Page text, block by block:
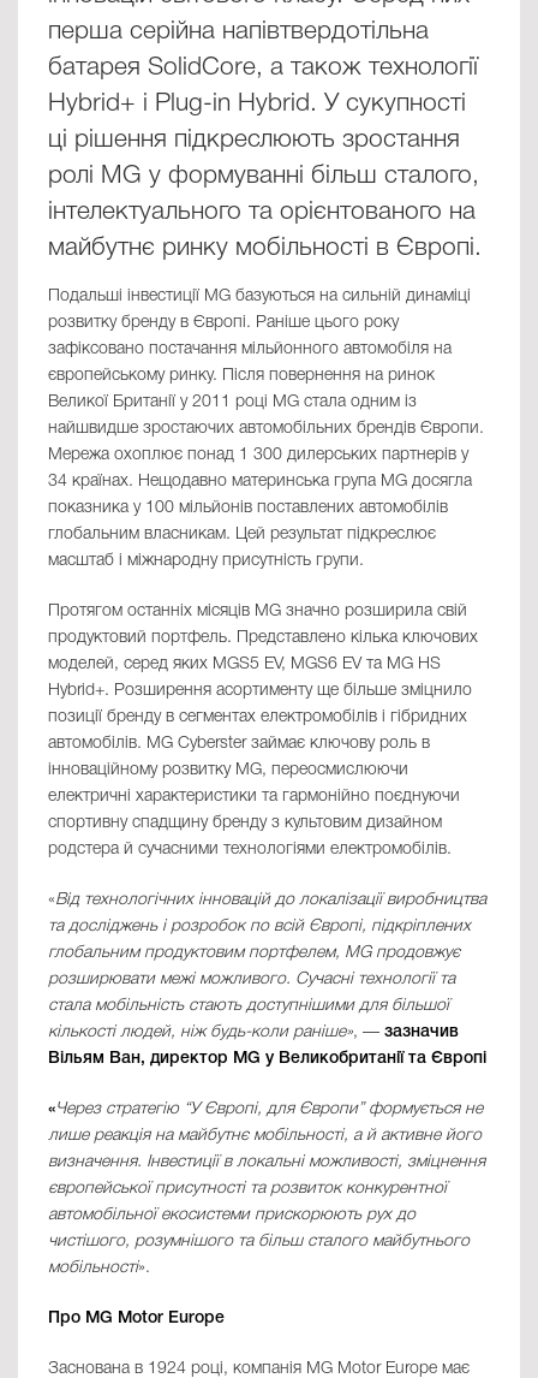
перша серійна напівтвердотільна
батарея SolidCore, а також технології
Hybrid+ і Plug-in Hybrid. У сукупності
ці рішення підкреслюють зростання
ролі MG у формуванні більш сталого,
інтелектуального та орієнтованого на
майбутнє ринку мобільності в Європі.
Подальші інвестиції MG базуються на сильній динаміці
розвитку бренду в Європі. Раніше цього року
зафіксовано постачання мільйонного автомобіля на
європейському ринку. Після повернення на ринок
Великої Британії у 2011 році MG стала одним із
найшвидше зростаючих автомобільних брендів Європи.
Мережа охоплює понад 1 300 дилерських партнерів у
34 країнах. Нещодавно материнська група MG досягла
показника у 100 мільйонів поставлених автомобілів
глобальним власникам. Цей результат підкреслює
масштаб і міжнародну присутність групи.
Протягом останніх місяців MG значно розширила свій
продуктовий портфель. Представлено кілька ключових
моделей, серед яких MGS5 EV, MGS6 EV та MG HS
Hybrid+. Розширення асортименту ще більше зміцнило
позиції бренду в сегментах електромобілів і гібридних
автомобілів. MG Cyberster займає ключову роль в
інноваційному розвитку MG, переосмислюючи
електричні характеристики та гармонійно поєднуючи
спортивну спадщину бренду з культовим дизайном
родстера й сучасними технологіями електромобілів.
«Від технологічних інновацій до локалізації виробництва
та досліджень і розробок по всій Європі, підкріплених
глобальним продуктовим портфелем, MG продовжує
розширювати межі можливого. Сучасні технології та
стала мобільність стають доступнішими для більшої
кількості людей, ніж будь-коли раніше», — зазначив
Вільям Ван, директор MG у Великобританії та Європі
«Через стратегію “У Європі, для Європи” формується не
лише реакція на майбутнє мобільності, а й активне його
визначення. Інвестиції в локальні можливості, зміцнення
європейської присутності та розвиток конкурентної
автомобільної екосистеми прискорюють рух до
чистішого, розумнішого та більш сталого майбутнього
мобільності».
Про MG Motor Europe
Заснована в 1924 році, компанія MG Motor Europe має